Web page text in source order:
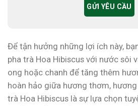
Để tận hưởng những lợi ích này,
pha trà Hoa Hibiscus với nước sôi
ong hoặc chanh để tăng thêm
hoàn hảo giữa hương thơm,
trà Hoa Hibiscus là sự lựa chọn